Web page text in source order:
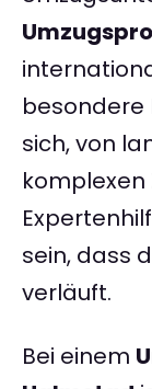
besondere
sich, von
komplexen
sein, dass
verläuft.
Bei einem